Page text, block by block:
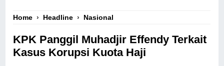
Home › Headline › Nasional
KPK Panggil Muhadjir Effendy Terkait
Kasus Korupsi Kuota Haji